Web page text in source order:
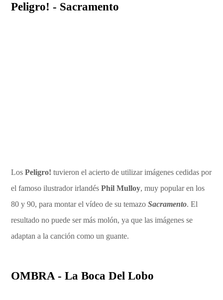
Peligro! - Sacramento
LosPeligro! tuvieron el acierto de utilizar imágenes cedidas por
el famoso ilustrador irlandésPhil Mulloy, muy popular en los
80 y 90, para montar el vídeo de su temazoSacramento. El
resultado no puede ser más molón, ya que las imágenes se
adaptan a la canción como un guante.
OMBRA - La Boca Del Lobo